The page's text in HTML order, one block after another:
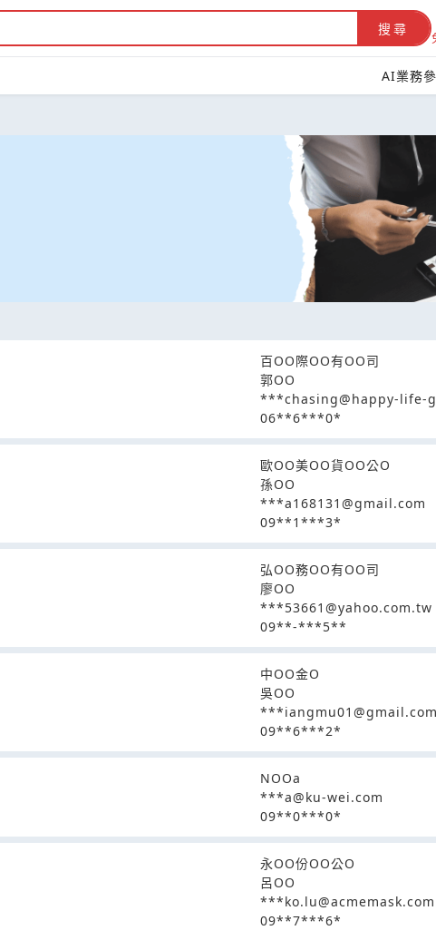
搜尋
AI業務
百OO際OO有OO司
郭OO
***chasing@happy-life-
06**6***0*
歐OO美OO貨OO公O
孫OO
***a168131@gmail.com
09**1***3*
弘OO務OO有OO司
廖OO
***53661@yahoo.com.tw
09**-***5**
中OO金O
吳OO
***iangmu01@gmail.com
09**6***2*
NOOa
***a@ku-wei.com
09**0***0*
永OO份OO公O
呂OO
***ko.lu@acmemask.com
09**7***6*